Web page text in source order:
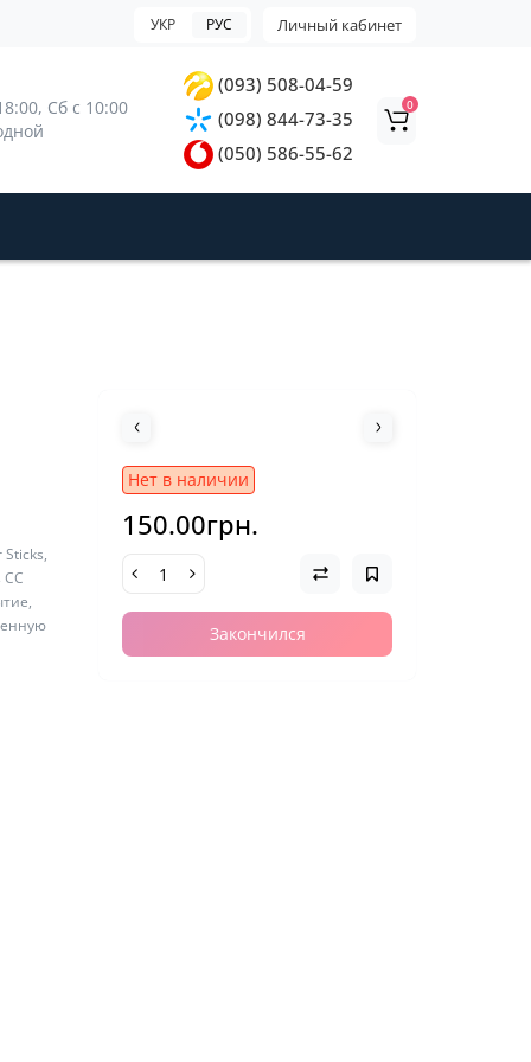
Личный кабинет
УКР РУС
Сб с 10:00
(093) 508-04-59
(098) 844-73-35
(050) 586-55-62
0
Нет в наличии
150.00грн.
Закончился